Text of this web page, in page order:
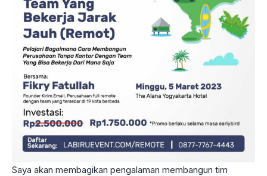
Saya akan membagikan pengalaman membangun tim